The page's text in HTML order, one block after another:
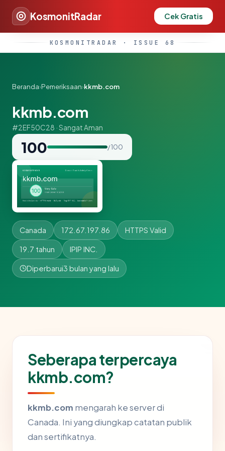
KosmonitRadar Cek Gratis
KOSMONITRADAR · ISSUE 68
Beranda›Pemeriksaan›kkmb.com
kkmb.com
#2EF50C28 · Sangat Aman
100 / 100
Canada 172.67.197.86 HTTPS Valid
19.7 tahun IPIP INC.
Diperbarui3 bulan yang lalu
Seberapa terpercaya
kkmb.com?
kkmb.com mengarah ke server di
Canada. Ini yang diungkap catatan publik
dan sertifikatnya.